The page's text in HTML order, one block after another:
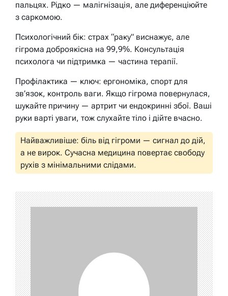
пальцях. Рідко — малігнізація, але диференціюйте
з саркомою.
Психологічний бік: страх “раку” виснажує, але
гігрома доброякісна на 99,9%. Консультація
психолога чи підтримка — частина терапії.
Профілактика — ключ: ергономіка, спорт для
зв’язок, контроль ваги. Якщо гігрома повернулася,
шукайте причину — артрит чи ендокринні збої. Ваші
руки варті уваги, тож слухайте тіло і дійте вчасно.
Найважливіше: біль від гігроми — сигнал до дій,
а не вирок. Сучасна медицина повертає свободу
рухів з мінімальними слідами.